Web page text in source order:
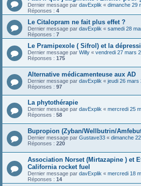
Dernier message par davExplik « dimanche 29
Réponses : 4
Le Citalopram ne fait plus effet ?
Dernier message par davExplik « samedi 28
Réponses : 7
Le Pramipexole ( Sifrol) et la
Dernier message par Willy « vendredi 27 mars
Réponses : 175
Alternative médicamenteuse aux AD
Dernier message par davExplik « jeudi 26 mars
Réponses : 97
La phytothérapie
Dernier message par davExplik « mercredi 25
Réponses : 58
Bupropion (Zyban/Wellbutrin/
Dernier message par Gustave33 « dimanche
Réponses : 220
Association Norset (Mirtazapine ) et
California rocket fuel
Dernier message par davExplik « mercredi 18
Réponses : 14